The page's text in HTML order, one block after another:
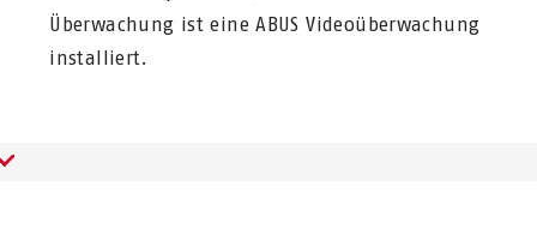
Überwachung ist eine ABUS Videoüberwachung
installiert.